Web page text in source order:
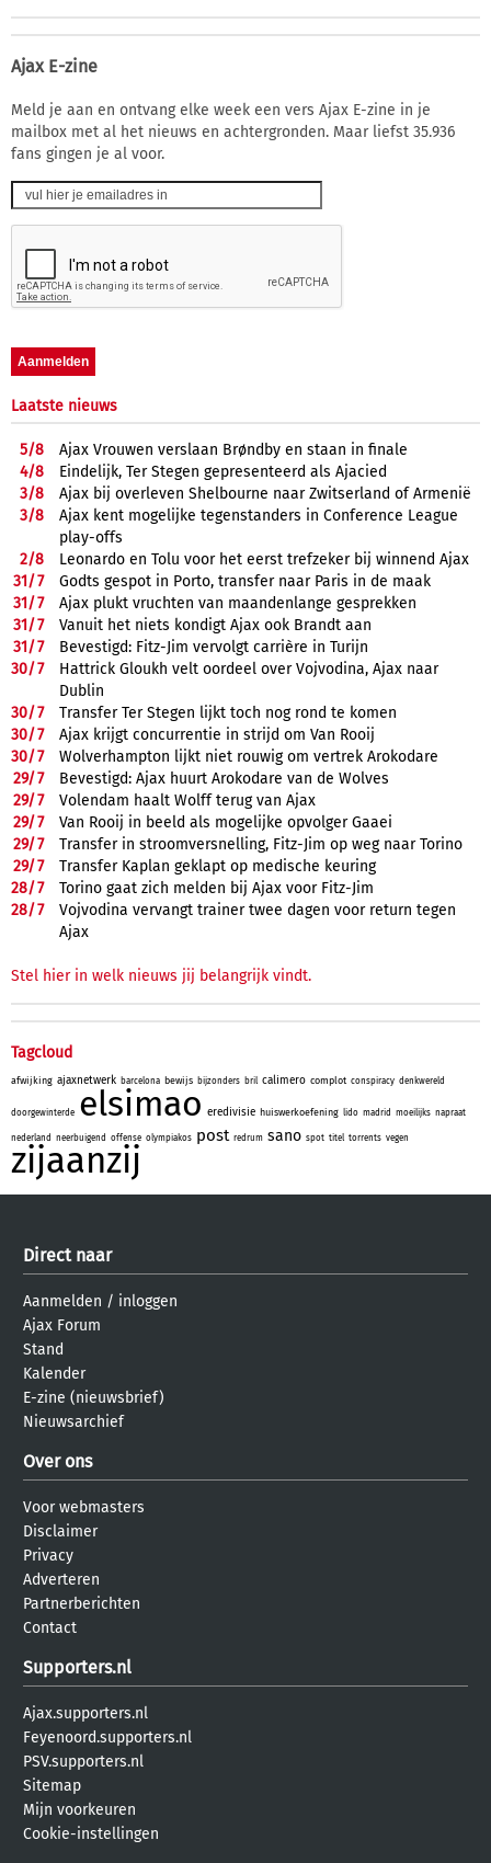
Ajax E-zine
Meld je aan en ontvang elke week een vers Ajax E-zine in je
mailbox met al het nieuws en achtergronden. Maar liefst 35.936
fans gingen je al voor.
Laatste nieuws
5/8
Ajax Vrouwen verslaan Brøndby en staan in finale
4/8
Eindelijk, Ter Stegen gepresenteerd als Ajacied
3/8
Ajax bij overleven Shelbourne naar Zwitserland of Armenië
3/8
Ajax kent mogelijke tegenstanders in Conference League
play-offs
2/8
Leonardo en Tolu voor het eerst trefzeker bij winnend Ajax
31/7
Godts gespot in Porto, transfer naar Paris in de maak
31/7
Ajax plukt vruchten van maandenlange gesprekken
31/7
Vanuit het niets kondigt Ajax ook Brandt aan
31/7
Bevestigd: Fitz-Jim vervolgt carrière in Turijn
30/7
Hattrick Gloukh velt oordeel over Vojvodina, Ajax naar
Dublin
30/7
Transfer Ter Stegen lijkt toch nog rond te komen
30/7
Ajax krijgt concurrentie in strijd om Van Rooij
30/7
Wolverhampton lijkt niet rouwig om vertrek Arokodare
29/7
Bevestigd: Ajax huurt Arokodare van de Wolves
29/7
Volendam haalt Wolff terug van Ajax
29/7
Van Rooij in beeld als mogelijke opvolger Gaaei
29/7
Transfer in stroomversnelling, Fitz-Jim op weg naar Torino
29/7
Transfer Kaplan geklapt op medische keuring
28/7
Torino gaat zich melden bij Ajax voor Fitz-Jim
28/7
Vojvodina vervangt trainer twee dagen voor return tegen
Ajax
Stel hier in welk nieuws jij belangrijk vindt.
Tagcloud
afwijking ajaxnetwerk barcelona bewijs bijzonders bril calimero complot conspiracy denkwereld
doorgewinterde elsimao eredivisie huiswerkoefening lido madrid moeilijks napraat
nederland neerbuigend offense olympiakos post redrum sano spot titel torrents vegen
zijaanzij
Direct naar
Aanmelden / inloggen
Ajax Forum
Stand
Kalender
E-zine (nieuwsbrief)
Nieuwsarchief
Over ons
Voor webmasters
Disclaimer
Privacy
Adverteren
Partnerberichten
Contact
Supporters.nl
Ajax.supporters.nl
Feyenoord.supporters.nl
PSV.supporters.nl
Sitemap
Mijn voorkeuren
Cookie-instellingen